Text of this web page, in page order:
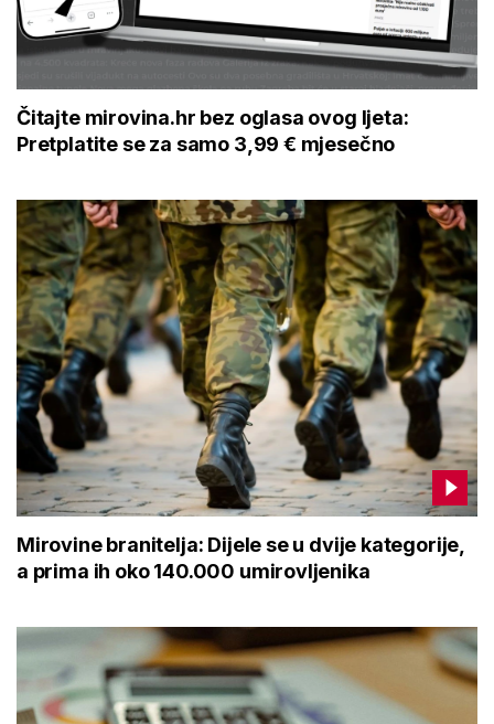
Čitajte mirovina.hr bez oglasa ovog ljeta:
Pretplatite se za samo 3,99 € mjesečno
Mirovine branitelja: Dijele se u dvije kategorije,
a prima ih oko 140.000 umirovljenika